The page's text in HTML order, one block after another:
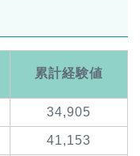
累計経験値
34,905
41,153